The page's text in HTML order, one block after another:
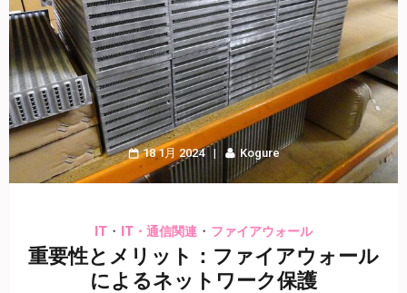
18 1月 2024 Kogure
IT ・ IT・通信関連 ・ ファイアウォール
重要性とメリット：ファイアウォール
によるネットワーク保護